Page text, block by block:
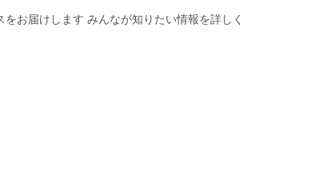
お届けします みんなが知りたい情報を詳しく